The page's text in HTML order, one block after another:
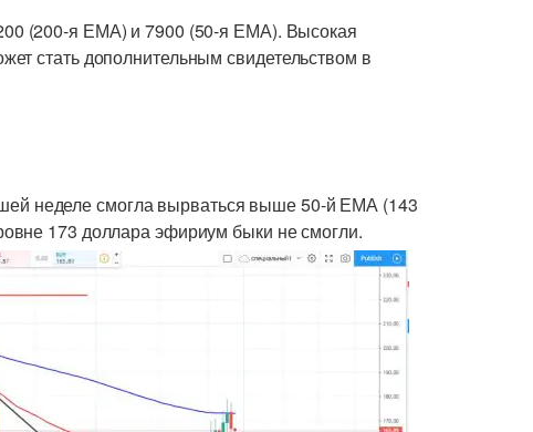
(200-я ЕМА) и 7900 (50-я ЕМА). Высокая
стать дополнительным свидетельством в
неделе смогла вырваться выше 50-й ЕМА (143
173 доллара эфириум быки не смогли.